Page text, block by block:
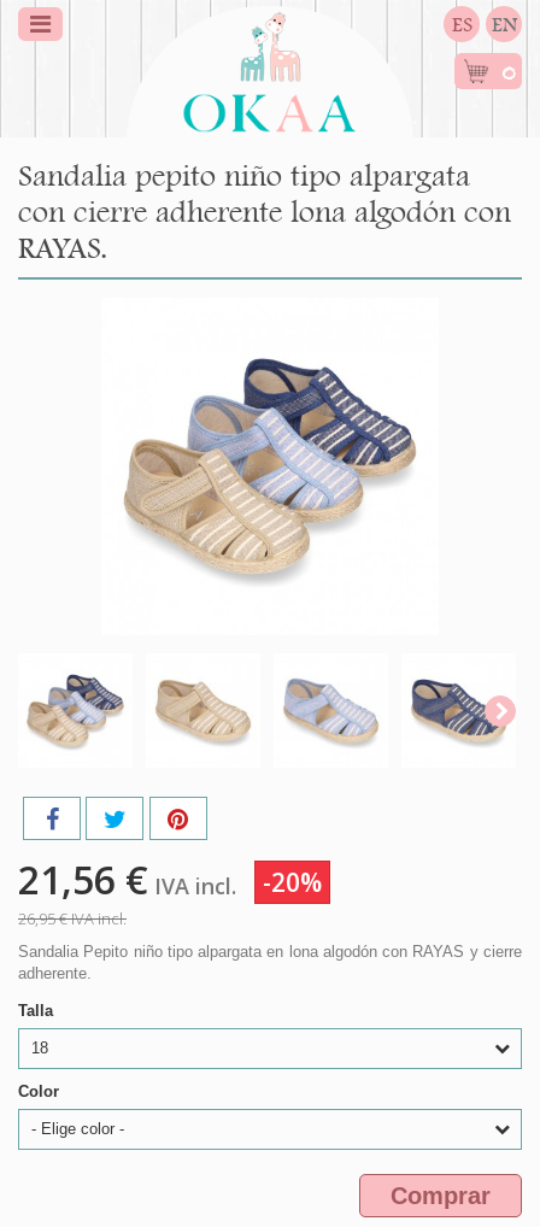
ES EN
0
Sandalia pepito niño tipo alpargata
con cierre adherente lona algodón con
RAYAS.
21,56 € IVA incl. -20%
26,95 €IVA incl.
Sandalia Pepito niño tipo alpargata en lona algodón con RAYAS y cierre
adherente.
Talla
18
Color
- Elige color -
Comprar